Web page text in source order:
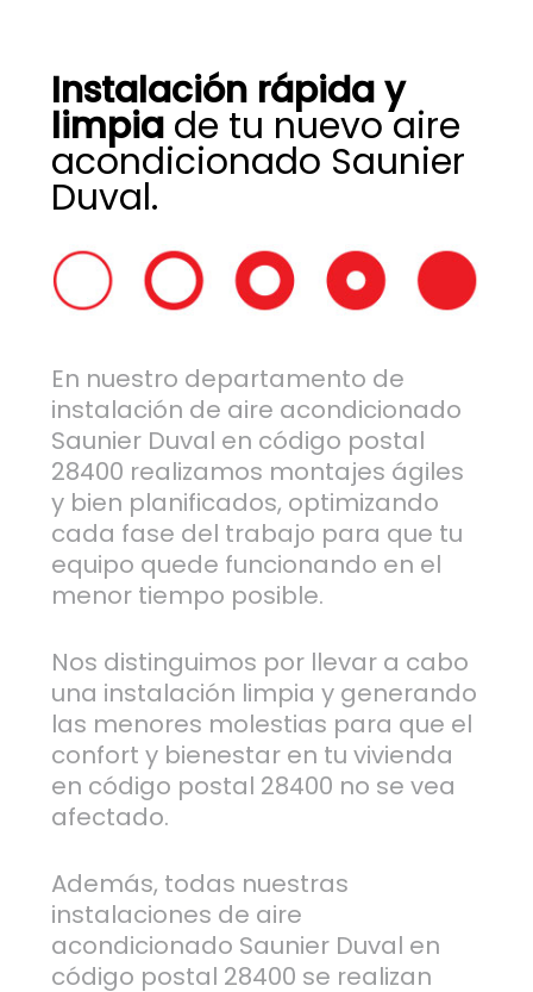
Instalación rápida y
limpiade tu nuevo aire
acondicionado Saunier
Duval.
En nuestro departamento de
instalación de aire acondicionado
Saunier Duval en código postal
28400 realizamos montajes ágiles
y bien planificados, optimizando
cada fase del trabajo para que tu
equipo quede funcionando en el
menor tiempo posible.
Nos distinguimos por llevar a cabo
una instalación limpia y generando
las menores molestias para que el
confort y bienestar en tu vivienda
en código postal 28400 no se vea
afectado.
Además, todas nuestras
instalaciones de aire
acondicionado Saunier Duval en
código postal 28400 se realizan